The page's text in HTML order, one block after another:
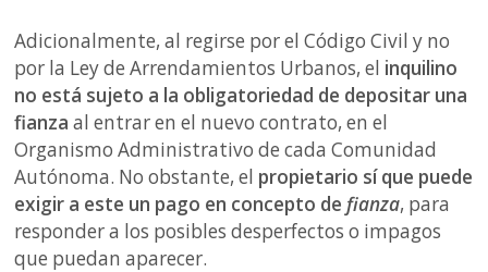
Adicionalmente, al regirse por el Código Civil y no
por la Ley de Arrendamientos Urbanos, el inquilino
no está sujeto a la obligatoriedad de depositar una
fianza al entrar en el nuevo contrato, en el
Organismo Administrativo de cada Comunidad
Autónoma. No obstante, el propietario sí que puede
exigir a este un pago en concepto defianza, para
responder a los posibles desperfectos o impagos
que puedan aparecer.